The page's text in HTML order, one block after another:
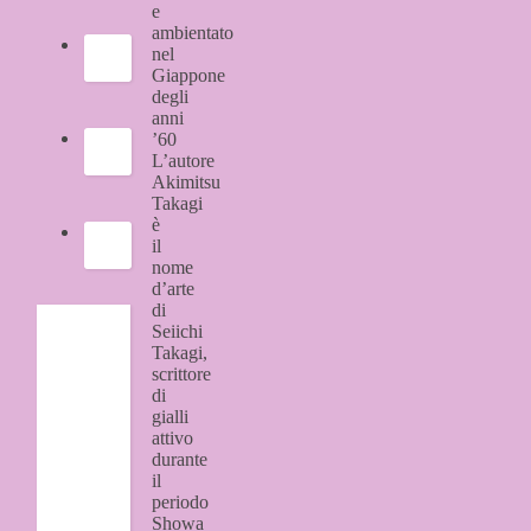
e
ambientato
nel
Giappone
degli
anni
’60
L’autore
Akimitsu
Takagi
è
il
nome
d’arte
di
Seiichi
Takagi,
scrittore
di
gialli
attivo
durante
il
periodo
Showa